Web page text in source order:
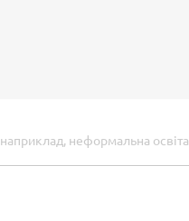
наприклад, неформальна освіта